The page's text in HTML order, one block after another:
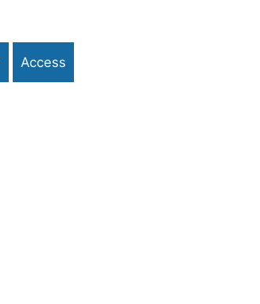
Access